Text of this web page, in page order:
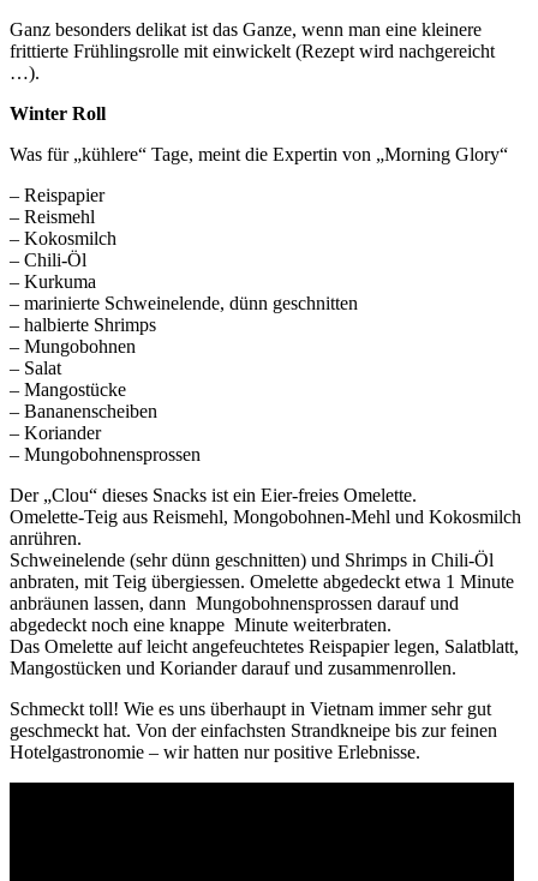
Ganz besonders delikat ist das Ganze, wenn man eine kleinere
frittierte Frühlingsrolle mit einwickelt (Rezept wird nachgereicht
…).
Winter Roll
Was für „kühlere“ Tage, meint die Expertin von „Morning Glory“
– Reispapier
– Reismehl
– Kokosmilch
– Chili-Öl
– Kurkuma
– marinierte Schweinelende, dünn geschnitten
– halbierte Shrimps
– Mungobohnen
– Salat
– Mangostücke
– Bananenscheiben
– Koriander
– Mungobohnensprossen
Der „Clou“ dieses Snacks ist ein Eier-freies Omelette.
Omelette-Teig aus Reismehl, Mongobohnen-Mehl und Kokosmilch
anrühren.
Schweinelende (sehr dünn geschnitten) und Shrimps in Chili-Öl
anbraten, mit Teig übergiessen. Omelette abgedeckt etwa 1 Minute
anbräunen lassen, dann Mungobohnensprossen darauf und
abgedeckt noch eine knappe Minute weiterbraten.
Das Omelette auf leicht angefeuchtetes Reispapier legen, Salatblatt,
Mangostücken und Koriander darauf und zusammenrollen.
Schmeckt toll! Wie es uns überhaupt in Vietnam immer sehr gut
geschmeckt hat. Von der einfachsten Strandkneipe bis zur feinen
Hotelgastronomie – wir hatten nur positive Erlebnisse.